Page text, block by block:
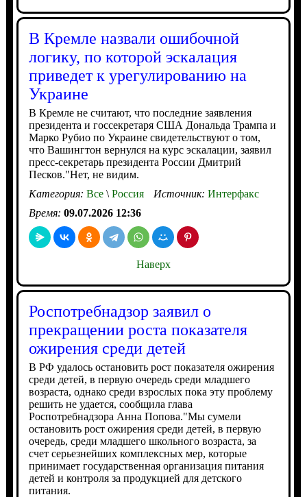
В Кремле назвали ошибочной
логику, по которой эскалация
приведет к урегулированию на
Украине
В Кремле не считают, что последние заявления
президента и госсекретаря США Дональда Трампа и
Марко Рубио по Украине свидетельствуют о том,
что Вашингтон вернулся на курс эскалации, заявил
пресс-секретарь президента России Дмитрий
Песков."Нет, не видим.
Категория: Все\Россия Источник: Интерфакс
Время: 09.07.2026 12:36
Наверх
Роспотребнадзор заявил о
прекращении роста показателя
ожирения среди детей
В РФ удалось остановить рост показателя ожирения
среди детей, в первую очередь среди младшего
возраста, однако среди взрослых пока эту проблему
решить не удается, сообщила глава
Роспотребнадзора Анна Попова."Мы сумели
остановить рост ожирения среди детей, в первую
очередь, среди младшего школьного возраста, за
счет серьезнейших комплексных мер, которые
принимает государственная организация питания
детей и контроля за продукцией для детского
питания.